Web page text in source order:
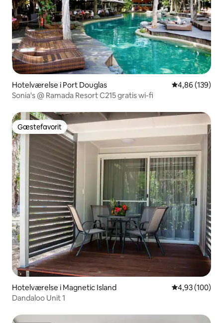
Hotelværelse i Port Douglas 4,86 ud af 5 i
4,86 (139)
Sonia's @ Ramada Resort C215 gratis wi-fi
Gæstefavorit
Gæstefavorit
Hotelværelse i Magnetic Island 4,93 ud af 5 i
4,93 (100)
Dandaloo Unit 1